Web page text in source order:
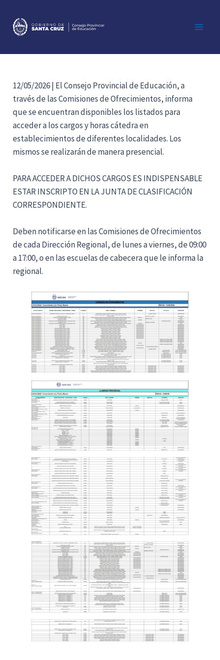
contenido
12/05/2026 | El Consejo Provincial de Educación, a
través de las Comisiones de Ofrecimientos, informa
que se encuentran disponibles los listados para
acceder a los cargos y horas cátedra en
establecimientos de diferentes localidades. Los
mismos se realizarán de manera presencial.
PARA ACCEDER A DICHOS CARGOS ES INDISPENSABLE
ESTAR INSCRIPTO EN LA JUNTA DE CLASIFICACIÓN
CORRESPONDIENTE.
Deben notificarse en las Comisiones de Ofrecimientos
de cada Dirección Regional, de lunes a viernes, de 09:00
a 17:00, o en las escuelas de cabecera que le informa la
regional.